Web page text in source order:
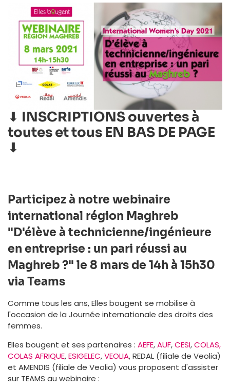
⬇ INSCRIPTIONS ouvertes à
toutes et tous EN BAS DE PAGE
⬇
Participez à notre webinaire
international région Maghreb
"D'élève à technicienne/ingénieure
en entreprise : un pari réussi au
Maghreb ?" le 8 mars de 14h à 15h30
via Teams
Comme tous les ans, Elles bougent se mobilise à
l'occasion de la Journée internationale des droits des
femmes.
Elles bougent et ses partenaires : AEFE,AUF,CESI,COLAS,
COLAS AFRIQUE,ESIGELEC,VEOLIA, REDAL (filiale de Veolia)
et AMENDIS (filiale de Veolia) vous proposent d'assister
sur TEAMS au webinaire :